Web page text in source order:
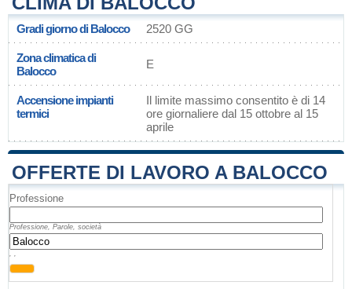
Gradi giorno di Balocco 2520 GG
Zona climatica di
Balocco
E
Accensione impianti
termici
Il limite massimo consentito è di 14
ore giornaliere dal 15 ottobre al 15
aprile
OFFERTE DI LAVORO A BALOCCO
Professione
Professione, Parole, società
, ,